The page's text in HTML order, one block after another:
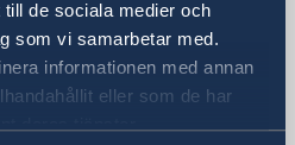
de sociala medier och
som vi samarbetar med.
informationen med annan
eller som de har
No.2